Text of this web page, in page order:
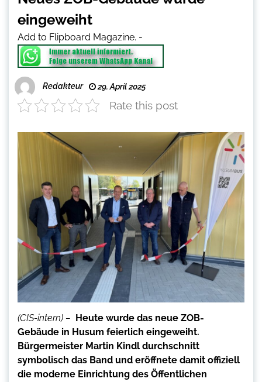
eingeweiht
Add to Flipboard Magazine. -
Redakteur 29. April 2025
Rate this post
(CIS-intern) –
Heute wurde das neue ZOB-
Gebäude in Husum feierlich eingeweiht.
Bürgermeister Martin Kindl durchschnitt
symbolisch das Band und eröffnete damit offiziell
die moderne Einrichtung des Öffentlichen